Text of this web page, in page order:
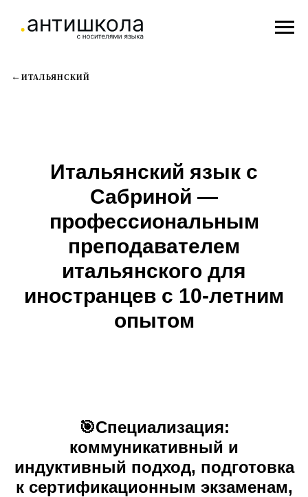
ИТАЛЬЯНСКИЙ
Итальянский язык с
Сабриной —
профессиональным
преподавателем
итальянского для
иностранцев с 10-летним
опытом
🎯Специализация:
коммуникативный и
индуктивный подход, подготовка
к сертификационным экзаменам,